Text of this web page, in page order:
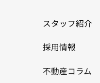
スタッフ紹介
採用情報
不動産コラム